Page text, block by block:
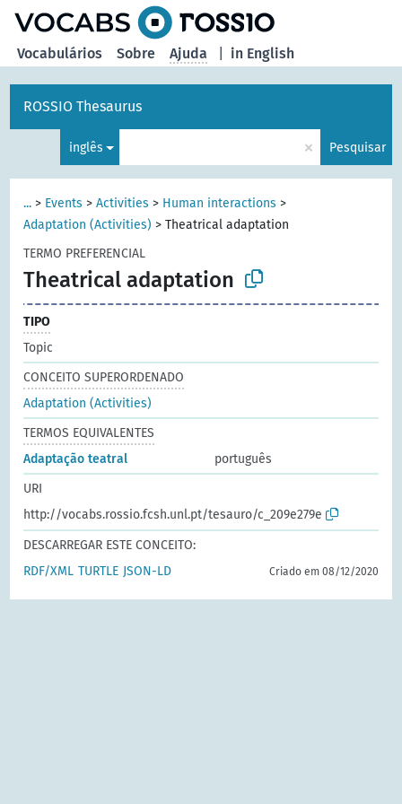
in English
Vocabulários Sobre Ajuda
ROSSIO Thesaurus
inglês × Pesquisar
... > Events >Activities > Human interactions >
Adaptation (Activities) >Theatrical adaptation
TERMO PREFERENCIAL
Theatrical adaptation
TIPO
Topic
CONCEITO SUPERORDENADO
Adaptation (Activities)
TERMOS EQUIVALENTES
Adaptação teatral
português
URI
http://vocabs.rossio.fcsh.unl.pt/tesauro/c_209e279e
DESCARREGAR ESTE CONCEITO:
RDF/XML TURTLE JSON-LD Criado em 08/12/2020